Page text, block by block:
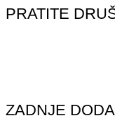
PRATITE
ZADNJE